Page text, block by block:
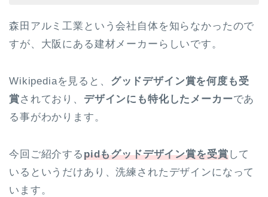
森田アルミ工業という会社自体を知らなかったので
すが、大阪にある建材メーカーらしいです。
Wikipediaを見ると、 グッドデザイン賞を何度も受
賞されており、 デザインにも特化したメーカーであ
る事がわかります。
今回ご紹介するpidもグッドデザイン賞を受賞して
いるというだけあり、洗練されたデザインになって
います。